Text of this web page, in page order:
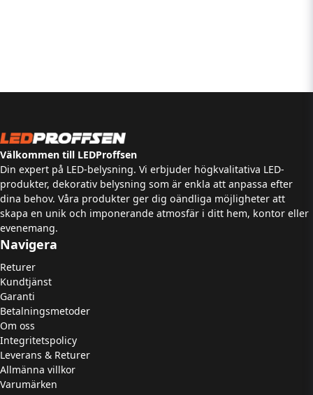
Välkommen till LEDProffsen
Din expert på LED-belysning. Vi erbjuder högkvalitativa LED-
produkter, dekorativ belysning som är enkla att anpassa efter
dina behov. Våra produkter ger dig oändliga möjligheter att
skapa en unik och imponerande atmosfär i ditt hem, kontor eller
evenemang.
Navigera
Returer
Kundtjänst
Garanti
Betalningsmetoder
Om oss
Integritetspolicy
Leverans & Returer
Allmänna villkor
Varumärken